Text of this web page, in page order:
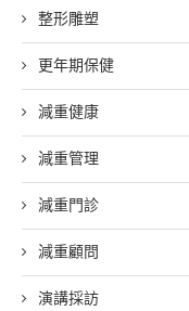
整形雕塑
更年期保健
減重健康
減重管理
減重門診
減重顧問
演講採訪